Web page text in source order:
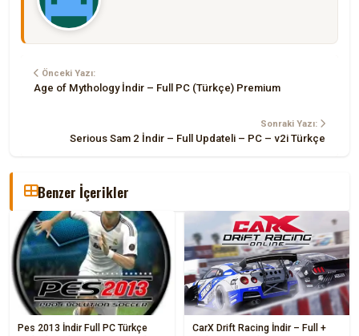
Önceki Yazı:
Age of Mythology İndir – Full PC (Türkçe) Premium
Sonraki Yazı:
Serious Sam 2 İndir – Full Updateli – PC – v2i Türkçe
Benzer İçerikler
Pes 2013 İndir Full PC Türkçe
CarX Drift Racing İndir – Full +